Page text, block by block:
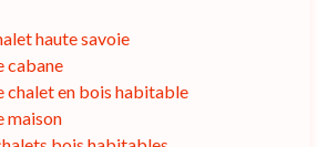
haute savoie
cabane
chalet en bois habitable
maison